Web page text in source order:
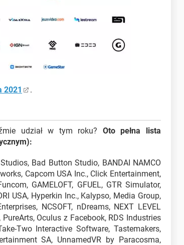
2021 .
udział w tym roku? Oto pełna lista
Bad Button Studio, BANDAI NAMCO
Capcom USA Inc., Click Entertainment,
GAMELOFT, GFUEL, GTR Simulator,
USA, Hyperkin Inc., Kalypso, Media Group,
NCSOFT, nDreams, NEXT LEVEL
Oculus z Facebook, RDS Industries
Two Interactive Software, Tastemakers,
SA, UnnamedVR by Paracosma,